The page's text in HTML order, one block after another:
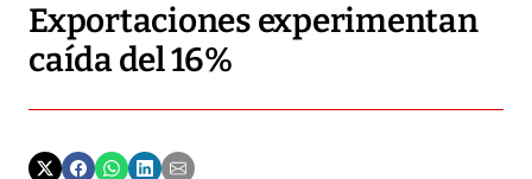
Exportaciones experimentan
caída del 16%